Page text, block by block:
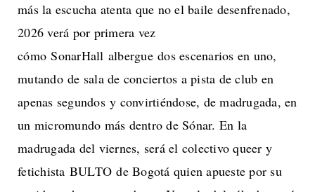
más la escucha atenta que no el baile desenfrenado,
2026 verá por primera vez
cómo SonarHall albergue dos escenarios en uno,
mutando de sala de conciertos a pista de club en
apenas segundos y convirtiéndose, de madrugada, en
un micromundo más dentro de Sónar. En la
madrugada del viernes, será el colectivo queer y
fetichista BULTO de Bogotá quien apueste por su